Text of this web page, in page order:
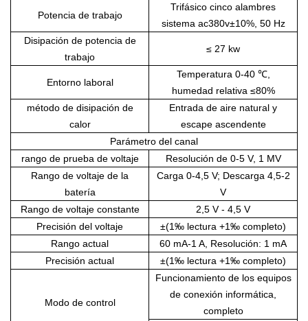
Potencia de trabajo
Trifásico cinco alambres
sistema ac380v±10%, 50 Hz
Disipación de potencia de
trabajo
≤ 27 kw
Entorno laboral
Temperatura 0-40 ℃,
humedad relativa ≤80%
método de disipación de
calor
Entrada de aire natural y
escape ascendente
Parámetro del canal
rango de prueba de voltaje
Resolución de 0-5 V, 1 MV
Rango de voltaje de la
batería
Carga 0-4,5 V; Descarga 4,5-2
V
Rango de voltaje constante
2,5 V - 4,5 V
Precisión del voltaje
±(1‰ lectura +1‰ completo)
Rango actual
60 mA-1 A, Resolución: 1 mA
Precisión actual
±(1‰ lectura +1‰ completo)
Modo de control
Funcionamiento de los equipos
de conexión informática,
completo